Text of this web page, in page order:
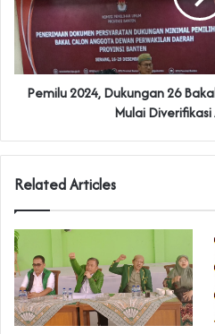
Pemilu 2024, Dukungan 26
Mulai
Related Articles